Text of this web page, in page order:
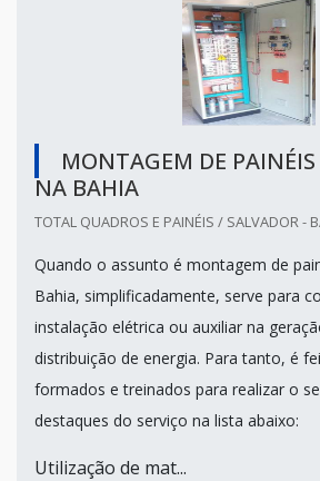
MONTAGEM DE PAINÉIS
NA BAHIA
TOTAL QUADROS E PAINÉIS / SALVADOR -
Quando o assunto é montagem de
Bahia, simplificadamente, serve para
instalação elétrica ou auxiliar na
distribuição de energia. Para tanto, é
formados e treinados para realizar o
destaques do serviço na lista abaixo:
Utilização de mat...